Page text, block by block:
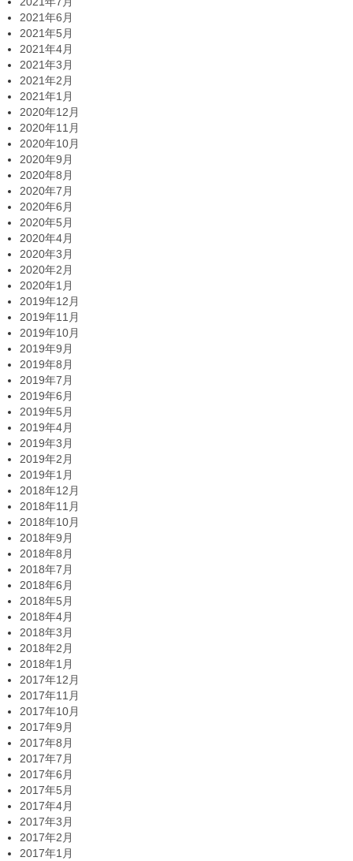
2021年6月
2021年5月
2021年4月
2021年3月
2021年2月
2021年1月
2020年12月
2020年11月
2020年10月
2020年9月
2020年8月
2020年7月
2020年6月
2020年5月
2020年4月
2020年3月
2020年2月
2020年1月
2019年12月
2019年11月
2019年10月
2019年9月
2019年8月
2019年7月
2019年6月
2019年5月
2019年4月
2019年3月
2019年2月
2019年1月
2018年12月
2018年11月
2018年10月
2018年9月
2018年8月
2018年7月
2018年6月
2018年5月
2018年4月
2018年3月
2018年2月
2018年1月
2017年12月
2017年11月
2017年10月
2017年9月
2017年8月
2017年7月
2017年6月
2017年5月
2017年4月
2017年3月
2017年2月
2017年1月